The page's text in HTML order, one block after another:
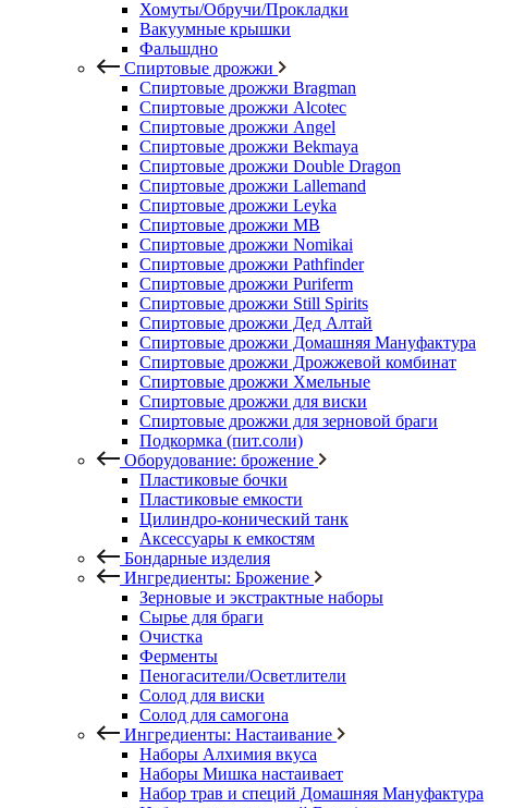
Хомуты/Обручи/Прокладки
Вакуумные крышки
Фальшдно
Спиртовые дрожжи
Спиртовые дрожжи Bragman
Спиртовые дрожжи Alcotec
Спиртовые дрожжи Angel
Спиртовые дрожжи Bekmaya
Спиртовые дрожжи Double Dragon
Спиртовые дрожжи Lallemand
Спиртовые дрожжи Leyka
Спиртовые дрожжи MB
Спиртовые дрожжи Nomikai
Спиртовые дрожжи Pathfinder
Спиртовые дрожжи Puriferm
Спиртовые дрожжи Still Spirits
Спиртовые дрожжи Дед Алтай
Спиртовые дрожжи Домашняя Мануфактура
Спиртовые дрожжи Дрожжевой комбинат
Спиртовые дрожжи Хмельные
Спиртовые дрожжи для виски
Спиртовые дрожжи для зерновой браги
Подкормка (пит.соли)
Оборудование: брожение
Пластиковые бочки
Пластиковые емкости
Цилиндро-конический танк
Аксессуары к емкостям
Бондарные изделия
Ингредиенты: Брожение
Зерновые и экстрактные наборы
Сырье для браги
Очистка
Ферменты
Пеногасители/Осветлители
Солод для виски
Солод для самогона
Ингредиенты: Настаивание
Наборы Алхимия вкуса
Наборы Мишка настаивает
Набор трав и специй Домашняя Мануфактура